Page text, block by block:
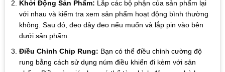
Khởi Động Sản Phẩm: Lắp các bộ phận của sản phẩm lại
với nhau và kiểm tra xem sản phẩm hoạt động bình thường
không. Sau đó, đeo dây đeo nếu muốn và lắp pin vào bên
dưới sản phẩm.
Điều Chỉnh Chip Rung: Bạn có thể điều chỉnh cường độ
rung bằng cách sử dụng núm điều khiển đi kèm với sản